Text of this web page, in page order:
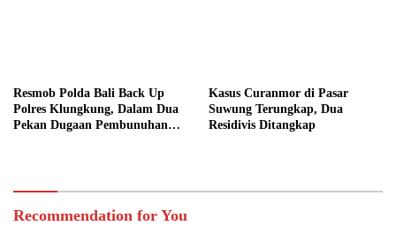
Resmob Polda Bali Back Up
Polres Klungkung, Dalam Dua
Pekan Dugaan Pembunuhan
Kasus Curanmor di Pasar
Suwung Terungkap, Dua
Residivis Ditangkap
Recommendation for You